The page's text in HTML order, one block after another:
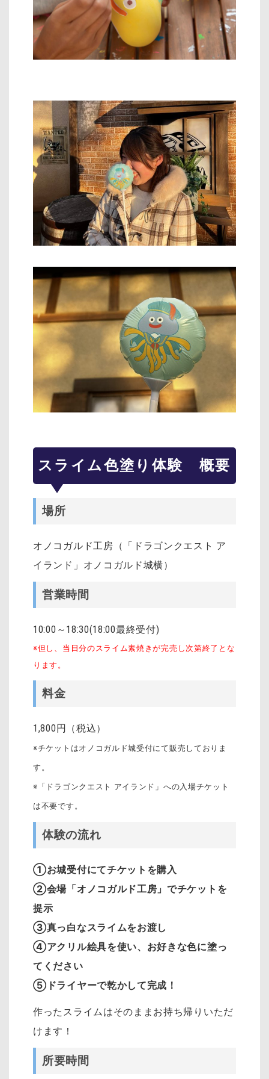
スライム色塗り体験 概要
場所
オノコガルド工房（「ドラゴンクエスト ア
イランド」オノコガルド城横）
営業時間
10:00～18:30(18:00最終受付)
※但し、当日分のスライム素焼きが完売し次第終了とな
ります。
料金
1,800円（税込）
※チケットはオノコガルド城受付にて販売しておりま
す。
※「ドラゴンクエスト アイランド」への入場チケット
は不要です。
体験の流れ
①お城受付にてチケットを購入
②会場「オノコガルド工房」でチケットを
提示
③真っ白なスライムをお渡し
④アクリル絵具を使い、お好きな色に塗っ
てください
⑤ドライヤーで乾かして完成！
作ったスライムはそのままお持ち帰りいただ
けます！
所要時間